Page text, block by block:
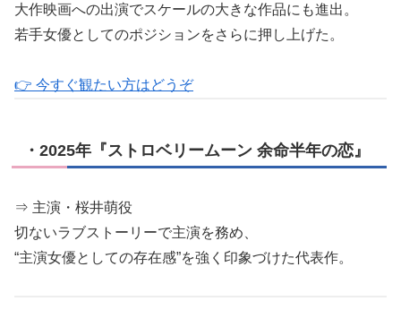
大作映画への出演でスケールの大きな作品にも進出。
若手女優としてのポジションをさらに押し上げた。
👉 今すぐ観たい方はどうぞ
・2025年『ストロベリームーン 余命半年の恋』
⇒ 主演・桜井萌役
切ないラブストーリーで主演を務め、
“主演女優としての存在感”を強く印象づけた代表作。